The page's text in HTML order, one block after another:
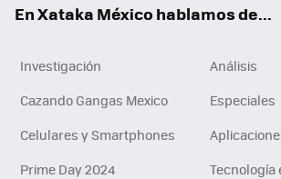
En Xataka México hablamos de...
Investigación
Análisis
Cazando Gangas Mexico
Especiales
Celulares y Smartphones
Prime Day 2024
Tecnología